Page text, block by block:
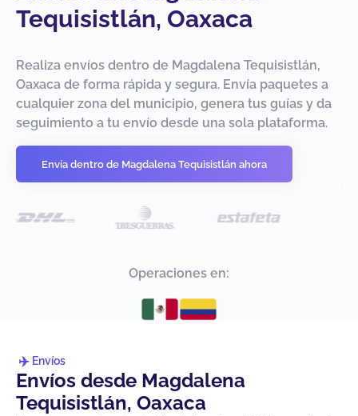
Tequisistlán, Oaxaca
Realiza envíos dentro de Magdalena Tequisistlán,
Oaxaca de forma rápida y segura. Envía paquetes a
cualquier zona del municipio, genera tus guías y da
seguimiento a tu envío desde una sola plataforma.
Envía dentro de Magdalena Tequisistlán ahora
Operaciones en:
Envíos
Envíos desde Magdalena
Tequisistlán, Oaxaca